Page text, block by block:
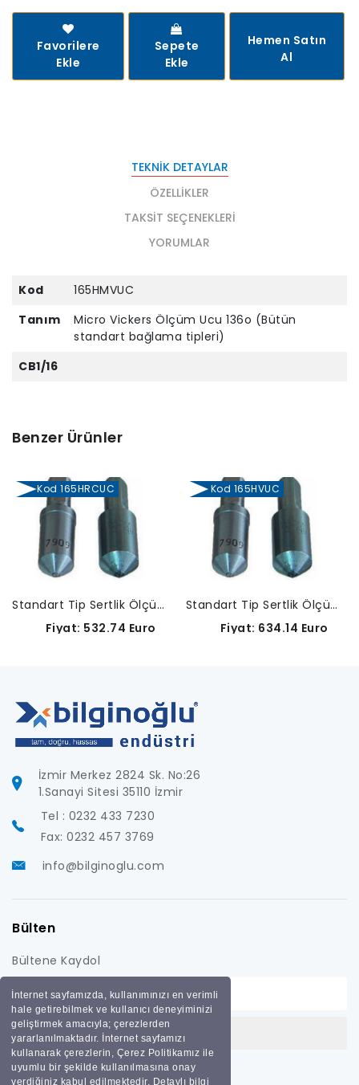
İnternet sayfamızda, kullanımınızı en verimli
hale getirebilmek ve kullanıcı deneyiminizi
geliştirmek amacıyla; çerezlerden
yararlanılmaktadır. İnternet sayfamızı
kullanarak çerezlerin, Çerez Politikamız ile
uyumlu bir şekilde kullanılmasına onay
verdiğiniz kabul edilmektedir. Detaylı bilgi
Favorilere
Ekle
Sepete
Ekle
Hemen Satın
Al
TEKNIK DETAYLAR
ÖZELLIKLER
TAKSIT SEÇENEKLERI
YORUMLAR
Kod
165HMVUC
Tanım
Micro Vickers Ölçüm Ucu 136o (Bütün
standart bağlama tipleri)
CB1/16
Benzer Ürünler
Kod 165HRCUC
Standart Tip Sertlik Ölçüm Uçları-165HRCUC
Fiyat: 532.74 Euro
Kod 165HVUC
Standart Tip Sertlik Ölçüm Uçları-165HVUC
Fiyat: 634.14 Euro
İzmir Merkez 2824 Sk. No:26
1.Sanayi Sitesi 35110 İzmir
Tel : 0232 433 7230
Fax: 0232 457 3769
info@bilginoglu.com
Bülten
Bültene Kaydol